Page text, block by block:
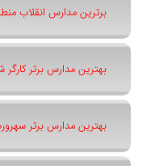
برترین مدارس انقلاب
بهترین مدارس برتر
بهترین مدارس برتر